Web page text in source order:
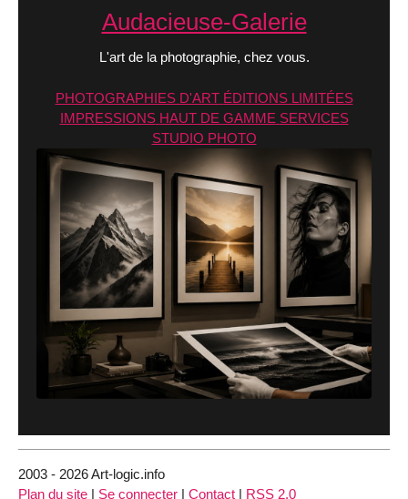
Audacieuse-Galerie
L'art de la photographie, chez vous.
PHOTOGRAPHIES D'ART ÉDITIONS LIMITÉES
IMPRESSIONS HAUT DE GAMME SERVICES
STUDIO PHOTO
2003 - 2026 Art-logic.info
Plan du site | Se connecter | Contact | RSS 2.0